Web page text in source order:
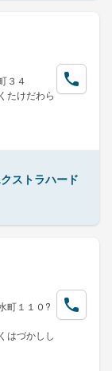
３４
たけだわら
ストラハード
町１１０?
はづかしし